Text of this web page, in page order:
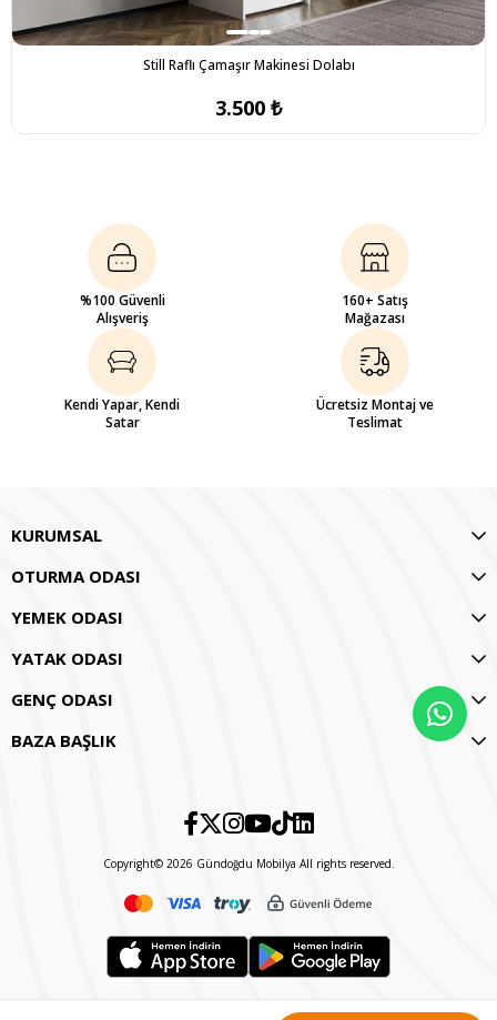
Still Raflı Çamaşır Makinesi Dolabı
3.500 ₺
%100 Güvenli
Alışveriş
160+ Satış
Mağazası
Kendi Yapar, Kendi
Satar
Ücretsiz Montaj ve
Teslimat
KURUMSAL
OTURMA ODASI
YEMEK ODASI
YATAK ODASI
GENÇ ODASI
BAZA BAŞLIK
Copyright© 2026 Gündoğdu Mobilya All rights reserved.